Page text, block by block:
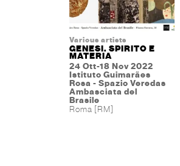
Various artists
GENESI. SPIRITO E
MATERIA
24 Ott-18 Nov 2022
Istituto Guimarães
Rosa - Spazio Veredas
Ambasciata del
Brasile
Roma [RM]